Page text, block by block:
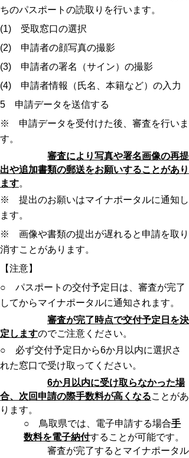
ちのパスポートの読取りを行います。
(1) 受取窓口の選択
(2) 申請者の顔写真の撮影
(3) 申請者の署名（サイン）の撮影
(4) 申請者情報（氏名、本籍など）の入力
5 申請データを送信する
※ 申請データを受付けた後、審査を行いま
す。
審査により写真や署名画像の再提
出や追加書類の郵送をお願いすることがあり
ます。
※ 提出のお願いはマイナポータルに通知し
ます。
※ 画像や書類の提出が遅れると申請を取り
消すことがあります。
【注意】
○ パスポートの交付予定日は、審査が完了
してからマイナポータルに通知されます。
審査が完了時点で交付予定日を決
定しますのでご注意ください。
○ 必ず交付予定日から6か月以内に選択さ
れた窓口で受け取ってください。
6か月以内に受け取らなかった場
合、次回申請の際手数料が高くなることがあ
ります。
○ 鳥取県では、電子申請する場合手
数料を電子納付することが可能です。
審査が完了するとマイナポータル